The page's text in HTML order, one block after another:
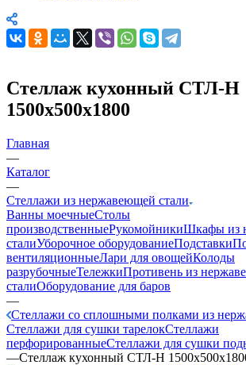
Стеллаж кухонный СТЛ-Н
1500х500х1800
Главная
—
Каталог
—
Стеллажи из нержавеющей стали
Ванны моечныеСтолы
производственныеРукомойникиШкафы из
сталиУборочное оборудованиеПодставки
вентиляционныеЛари для овощейКолоды
разрубочныеТележкиПротивень из
сталиОборудование для баров
—
Стеллажи со сплошными полками из
Стеллажи для сушки тарелокСтеллажи
перфорированныеСтеллажи для сушки
—Стеллаж кухонный СТЛ-Н